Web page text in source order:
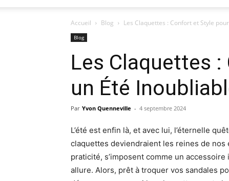
Accueil Blog Les Claquettes : Confort et Style
Blog
Les Claquettes
un Été
Par Yvon Quenneville - 4 septembre 2024
L’été est enfin là, et avec lui, l’éternelle
claquettes deviendraient les reines de
praticité, s’imposent comme un
allure. Alors, prêt à troquer vos sandales